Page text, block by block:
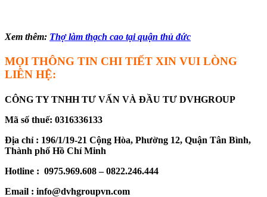
Xem thêm: Thợ làm thạch cao tại quận thủ đức
MỌI THÔNG TIN CHI TIẾT XIN VUI LÒNG
LIÊN HỆ:
CÔNG TY TNHH TƯ VẤN VÀ ĐẦU TƯ DVHGROUP
Mã số thuế: 0316336133
Địa chỉ : 196/1/19-21 Cộng Hòa, Phường 12, Quận Tân Bình,
Thành phố Hồ Chí Minh
Hotline : 0975.969.608 – 0822.246.444
Email : info@dvhgroupvn.com